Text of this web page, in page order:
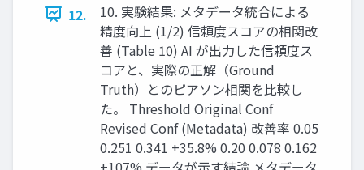
12.
10. 実験結果: メタデータ統合による
精度向上 (1/2) 信頼度スコアの相関改
善 (Table 10) AI が出力した信頼度ス
コアと、実際の正解（Ground
Truth）とのピアソン相関を比較し
た。 Threshold Original Conf
Revised Conf (Metadata) 改善率 0.05
0.251 0.341 +35.8% 0.20 0.078 0.162